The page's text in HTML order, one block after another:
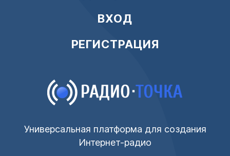
ВХОД
РЕГИСТРАЦИЯ
Универсальная платформа для создания
Интернет-радио